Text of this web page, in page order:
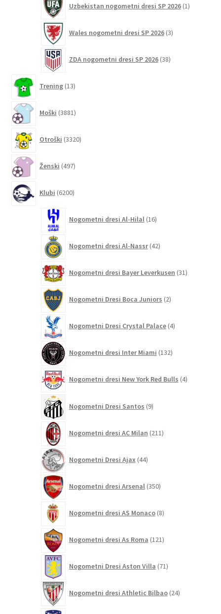
Uzbekistan nogometni dresi SP 2026 1izdelek
Wales nogometni dresi SP 2026 3izdelki
ZDA nogometni dresi SP 2026 38izdelkov
Trening 13izdelkov
Moški 3881izdelkov
Otroški 3320izdelkov
Ženski 497izdelkov
Klubi 6200izdelkov
Nogometni dresi Al-Hilal 16izdelkov
Nogometni dresi Al-Nassr 42izdelkov
Nogometni dresi Bayer Leverkusen 31izdelkov
Nogometni Dresi Boca Juniors 2izdelka
Nogometni Dresi Crystal Palace 4izdelki
Nogometni dresi Inter Miami 132izdelkov
Nogometni dresi New York Red Bulls 4izdelki
Nogometni Dresi Santos 9izdelkov
Nogometni dresi AC Milan 211izdelkov
Nogometni Dresi Ajax 44izdelkov
Nogometni dresi Arsenal 350izdelkov
Nogometni dresi AS Monaco 8izdelkov
Nogometni dresi As Roma 121izdelkov
Nogometni Dresi Aston Villa 71izdelkov
Nogometni dresi Athletic Bilbao 24izdelkov